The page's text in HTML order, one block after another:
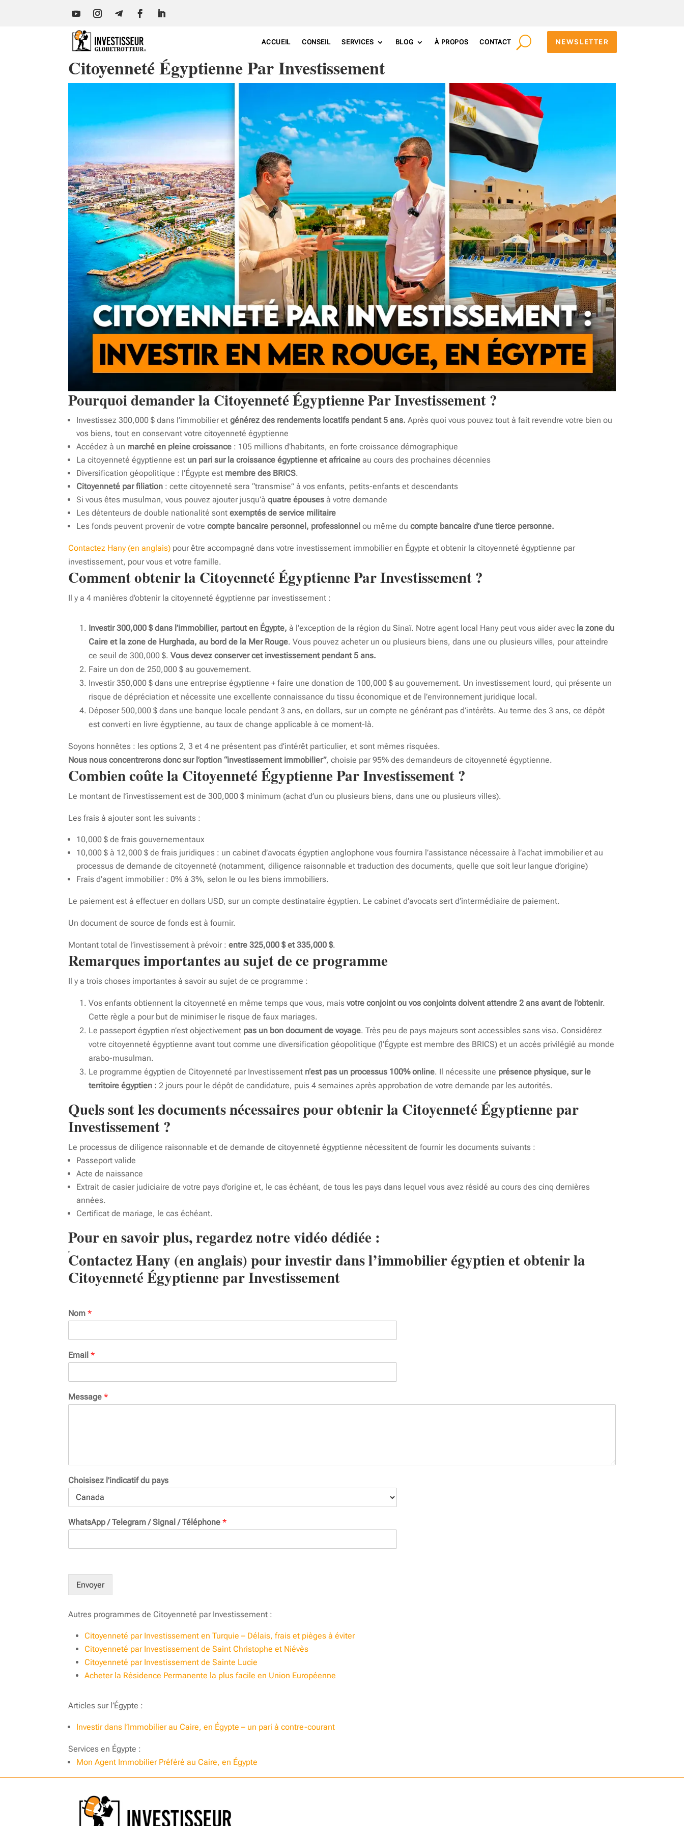
ACCUEIL CONSEIL SERVICES BLOG À PROPOS CONTACT NEWSLETTER
Citoyenneté Égyptienne Par Investissement
Pourquoi demander la Citoyenneté Égyptienne Par Investissement ?
Investissez 300,000 $ dans l’immobilier etgénérez des rendements locatifs pendant 5 ans.Après quoi vous pouvez tout à fait revendre votre bien ou
vos biens, tout en conservant votre citoyenneté égyptienne
Accédez à un marché en pleine croissance : 105 millions d’habitants, en forte croissance démographique
La citoyenneté égyptienne est un pari sur la croissance égyptienne et africaineau cours des prochaines décennies
Diversification géopolitique : l’Égypte est membre des BRICS.
Citoyenneté par filiation : cette citoyenneté sera “transmise” à vos enfants, petits-enfants et descendants
Si vous êtes musulman, vous pouvez ajouter jusqu’àquatre épouses à votre demande
Les détenteurs de double nationalité sontexemptés de service militaire
Les fonds peuvent provenir de votrecompte bancaire personnel, professionnel ou même ducompte bancaire d’une tierce personne.
Contactez Hany (en anglais) pour être accompagné dans votre investissement immobilier en Égypte et obtenir la citoyenneté égyptienne par
investissement, pour vous et votre famille.
Comment obtenir la Citoyenneté Égyptienne Par Investissement ?
Il y a 4 manières d’obtenir la citoyenneté égyptienne par investissement :
Investir 300,000 $ dans l’immobilier, partout en Égypte, à l’exception de la région du Sinaï. Notre agent local Hany peut vous aider avec la zone du
Caire et la zone de Hurghada, au bord de la Mer Rouge. Vous pouvez acheter un ou plusieurs biens, dans une ou plusieurs villes, pour atteindre
ce seuil de 300,000 $.Vous devez conserver cet investissement pendant 5 ans.
Faire un don de 250,000 $ au gouvernement.
Investir 350,000 $ dans une entreprise égyptienne + faire une donation de 100,000 $ au gouvernement. Un investissement lourd, qui présente un
risque de dépréciation et nécessite une excellente connaissance du tissu économique et de l’environnement juridique local.
Déposer 500,000 $ dans une banque locale pendant 3 ans, en dollars, sur un compte ne générant pas d’intérêts. Au terme des 3 ans, ce dépôt
est converti en livre égyptienne, au taux de change applicable à ce moment-là.
Soyons honnêtes : les options 2, 3 et 4 ne présentent pas d’intérêt particulier, et sont mêmes risquées.
Nous nous concentrerons donc sur l’option “investissement immobilier”, choisie par 95% des demandeurs de citoyenneté égyptienne.
Combien coûte la Citoyenneté Égyptienne Par Investissement ?
Le montant de l’investissement est de 300,000 $ minimum (achat d’un ou plusieurs biens, dans une ou plusieurs villes).
Les frais à ajouter sont les suivants :
10,000 $ de frais gouvernementaux
10,000 $ à 12,000 $ de frais juridiques : un cabinet d’avocats égyptien anglophone vous fournira l’assistance nécessaire à l’achat immobilier et au
processus de demande de citoyenneté (notamment, diligence raisonnable et traduction des documents, quelle que soit leur langue d’origine)
Frais d’agent immobilier : 0% à 3%, selon le ou les biens immobiliers.
Le paiement est à effectuer en dollars USD, sur un compte destinataire égyptien. Le cabinet d’avocats sert d’intermédiaire de paiement.
Un document de source de fonds est à fournir.
Montant total de l’investissement à prévoir :entre 325,000 $ et 335,000 $.
Remarques importantes au sujet de ce programme
Il y a trois choses importantes à savoir au sujet de ce programme :
Vos enfants obtiennent la citoyenneté en même temps que vous, maisvotre conjoint ou vos conjoints doivent attendre 2 ans avant de l’obtenir.
Cette règle a pour but de minimiser le risque de faux mariages.
Le passeport égyptien n’est objectivement pas un bon document de voyage. Très peu de pays majeurs sont accessibles sans visa. Considérez
votre citoyenneté égyptienne avant tout comme une diversification géopolitique (l’Égypte est membre des BRICS) et un accès privilégié au monde
arabo-musulman.
Le programme égyptien de Citoyenneté par Investissement n’est pas un processus 100% online. Il nécessite une présence physique, sur le
territoire égyptien : 2 jours pour le dépôt de candidature, puis 4 semaines après approbation de votre demande par les autorités.
Quels sont les documents nécessaires pour obtenir la Citoyenneté Égyptienne par
Investissement ?
Le processus de diligence raisonnable et de demande de citoyenneté égyptienne nécessitent de fournir les documents suivants :
Passeport valide
Acte de naissance
Extrait de casier judiciaire de votre pays d’origine et, le cas échéant, de tous les pays dans lequel vous avez résidé au cours des cinq dernières
années.
Certificat de mariage, le cas échéant.
Pour en savoir plus, regardez notre vidéo dédiée :
Contactez Hany (en anglais) pour investir dans l’immobilier égyptien et obtenir la
Citoyenneté Égyptienne par Investissement
Nom*
Email*
Message*
Choisisez l'indicatif du pays
WhatsApp / Telegram / Signal / Téléphone*
Envoyer
Autres programmes de Citoyenneté par Investissement :
Citoyenneté par Investissement en Turquie – Délais, frais et pièges à éviter
Citoyenneté par Investissement de Saint Christophe et Niévès
Citoyenneté par Investissement de Sainte Lucie
Acheter la Résidence Permanente la plus facile en Union Européenne
Articles sur l’Égypte :
Investir dans l’Immobilier au Caire, en Égypte – un pari à contre-courant
Services en Égypte :
Mon Agent Immobilier Préféré au Caire, en Égypte